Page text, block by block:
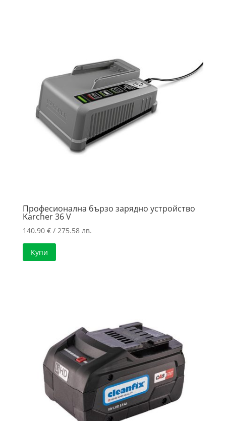
Професионална бързо зарядно устройство
Karcher 36 V
140.90 €/ 275.58 лв.
Купи